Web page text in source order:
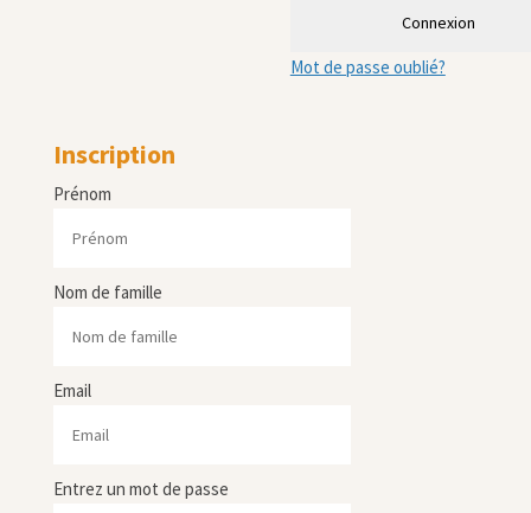
Connexion
Mot de passe oublié?
Inscription
Prénom
Nom de famille
Email
Entrez un mot de passe